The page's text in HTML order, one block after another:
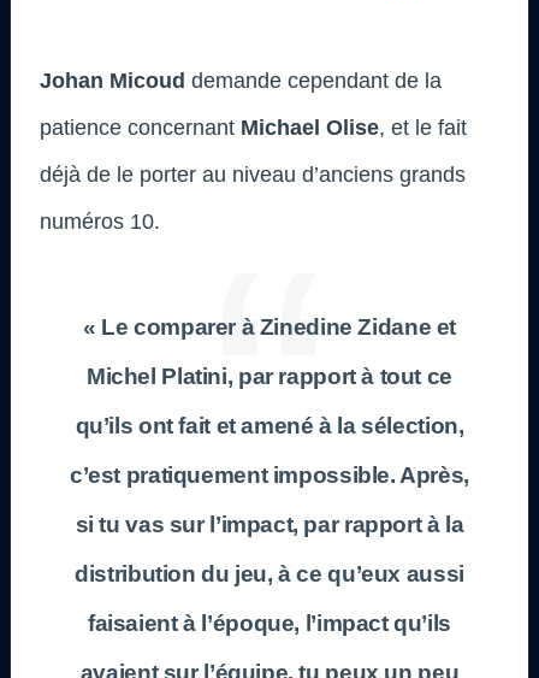
Johan Micoud demande cependant de la
patience concernant Michael Olise, et le fait
déjà de le porter au niveau d’anciens grands
numéros 10.
« Le comparer à Zinedine Zidane et
Michel Platini, par rapport à tout ce
qu’ils ont fait et amené à la sélection,
c’est pratiquement impossible. Après,
si tu vas sur l’impact, par rapport à la
distribution du jeu, à ce qu’eux aussi
faisaient à l’époque, l’impact qu’ils
avaient sur l’équipe, tu peux un peu